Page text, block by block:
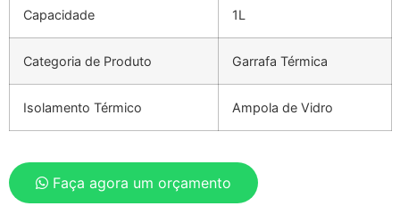
Capacidade 1L
Categoria de Produto Garrafa Térmica
Isolamento Térmico Ampola de Vidro
Faça agora um orçamento